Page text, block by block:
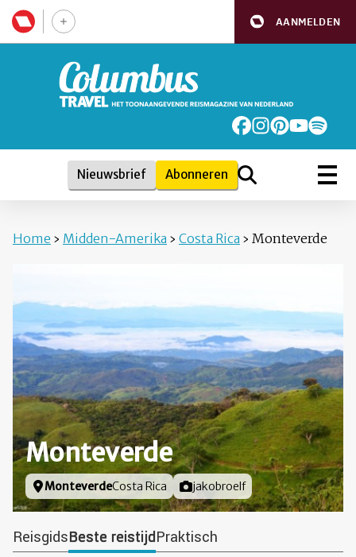
AANMELDEN
Nieuwsbrief Abonneren
Home › Midden-Amerika › Costa Rica › Monteverde
Monteverde
Locatie
MonteverdeCosta Rica Foto door
jakobroelf
ReisgidsBeste reistijdPraktisch